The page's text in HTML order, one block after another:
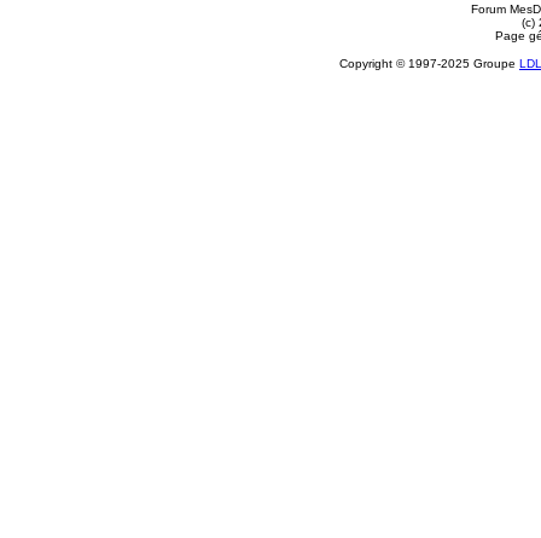
Forum
(c)
Page
Copyright © 1997-2025 Groupe